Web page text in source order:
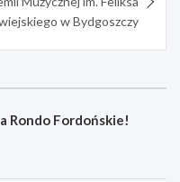
w Bydgoszczy
Rondo Fordońskie!